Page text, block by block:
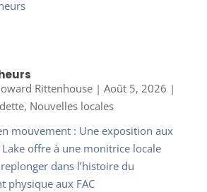
Rittenhouse| Août 5, 2026 |
, Nouvelles locales